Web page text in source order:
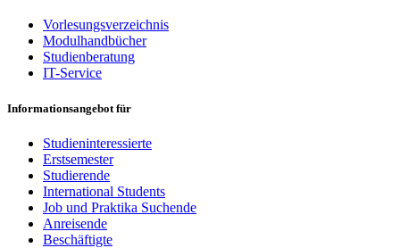
Vorlesungsverzeichnis
Modulhandbücher
Studienberatung
IT-Service
Informationsangebot für
Studieninteressierte
Erstsemester
Studierende
International Students
Job und Praktika Suchende
Anreisende
Beschäftigte